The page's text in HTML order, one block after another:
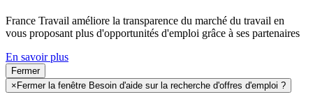
France Travail améliore la transparence du marché du travail en
vous proposant plus d'opportunités d'emploi grâce à ses partenaires
En savoir plus
Fermer
× Fermer la fenêtre Besoin d'aide sur la recherche d'offres d'emploi ?